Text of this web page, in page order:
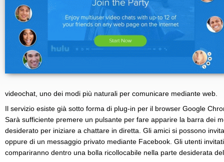
videochat, uno dei modi più naturali per comunicare mediante web.
Il servizio esiste già sotto forma di plug-in per il browser Google
Sarà sufficiente premere un pulsante per fare apparire la barra dei
desiderato per iniziare a chattare in diretta. Gli amici si possono
oppure di un messaggio privato mediante Facebook. Gli utenti
compariranno dentro una bolla ricollocabile nella parte desiderata